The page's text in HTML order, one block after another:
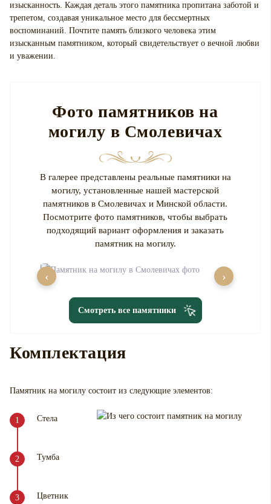
изысканность. Каждая деталь этого памятника пропитана заботой и
трепетом, создавая уникальное место для бессмертных
воспоминаний. Почтите память близкого человека этим
изысканным памятником, который свидетельствует о вечной любви
и уважении.
Фото памятников на
могилу в Смолевичах
В галерее представлены реальные памятники на
могилу, установленные нашей мастерской
памятников в Смолевичах и Минской области.
Посмотрите фото памятников, чтобы выбрать
подходящий вариант оформления и заказать
памятник на могилу.
‹ ›
Смотреть все памятники
Комплектация
Памятник на могилу состоит из следующие элементов:
Стела
Тумба
Цветник